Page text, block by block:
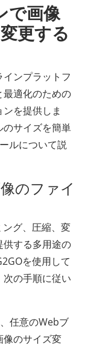
で画像
更する
ンプラットフ
最適化のための
を提供しま
サイズを簡単
ルについて説
のファイ
グ、圧縮、変
する多用途の
を使用して
の手順に従い
任意のWebブ
像のサイズ変